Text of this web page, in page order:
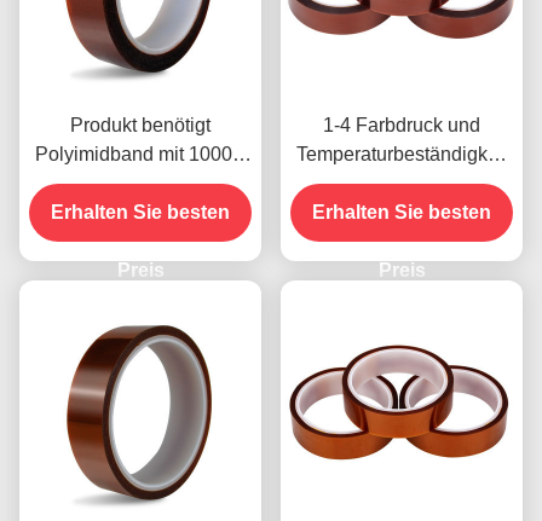
Produkt benötigt
Polyimidband mit 1000V
Spannungsfestigkeit
Erhalten Sie besten
Preis
1-4 Farbdruck und
Temperaturbeständigkeit
-10C-80C
Zahlungsmethode mit
Kreditkarte für frühere
Modelle
Erhalten Sie besten
Preis